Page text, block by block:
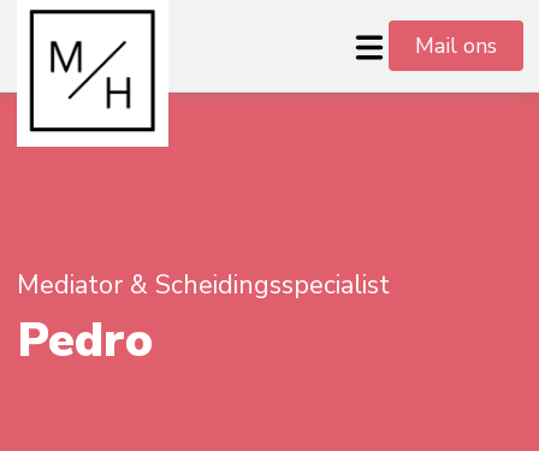
Mail ons
Mediator & Scheidingsspecialist
Pedro